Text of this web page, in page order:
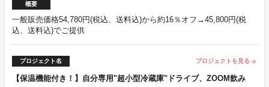
概要
一般販売価格54,780円(税込、送料込)から約16％オフ→45,800円(税
込、送料込)でご提供
プロジェクト名 プロジェクトを見る arrow_forward
【保温機能付き！】自分専用"超小型冷蔵庫"ドライブ、ZOOM飲み